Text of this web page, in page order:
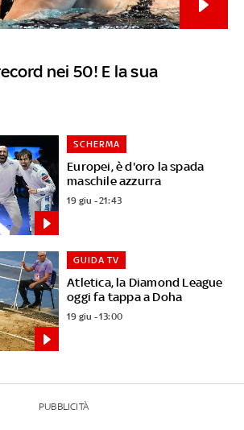
nei 50! E la sua
Europei, è d'oro la spada
maschile azzurra
SCHERMA
19 giu - 21:43
Atletica, la Diamond League
oggi fa tappa a Doha
GUIDA TV
19 giu - 13:00
PUBBLICITÀ